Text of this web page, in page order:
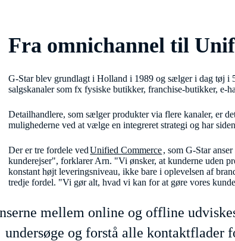
Fra omnichannel til
G-Star blev grundlagt i Holland i 1989 og sælger i dag tøj i
salgskanaler som fx fysiske butikker, franchise-butikker, e-
Detailhandlere, som sælger produkter via flere kanaler, er
mulighederne ved at vælge en integreret strategi og har
Der er tre fordele vedUnified Commerce, som G-Star
kunderejser", forklarer Arn. "Vi ønsker, at kunderne uden
konstant højt leveringsniveau, ikke bare i oplevelsen af
tredje fordel. "Vi gør alt, hvad vi kan for at gøre vores
mellem online og offline
undersøge og forstå alle kontaktflader